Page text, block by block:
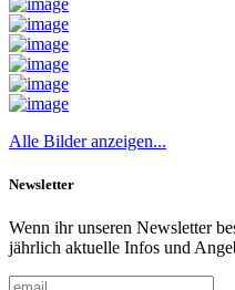
Alle Bilder anzeigen...
Newsletter
Wenn ihr unseren Newsletter
jährlich aktuelle Infos und